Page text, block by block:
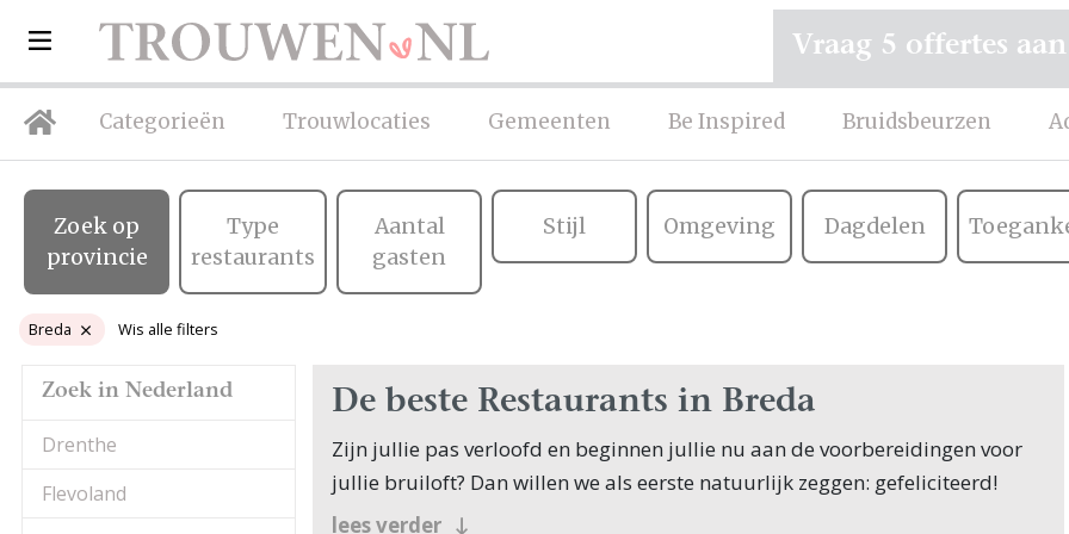
Categorieën Trouwlocaties Gemeenten Be Inspired Bruidsbeurzen
Vraag 5 offertes
Zoek op
provincie
Type
restaurants
Aantal
gasten
Stijl Omgeving Dagdelen
Breda Wis alle filters
Zoek in Nederland
Drenthe
Flevoland
De beste Restaurants in Breda
Zijn jullie pas verloofd en beginnen jullie nu aan de voorbereidingen voor
jullie bruiloft? Dan willen we als eerste natuurlijk zeggen: gefeliciteerd!
Veel bruidsparen beginnen hun zoektocht naar Restaurants, en jullie
lees verder